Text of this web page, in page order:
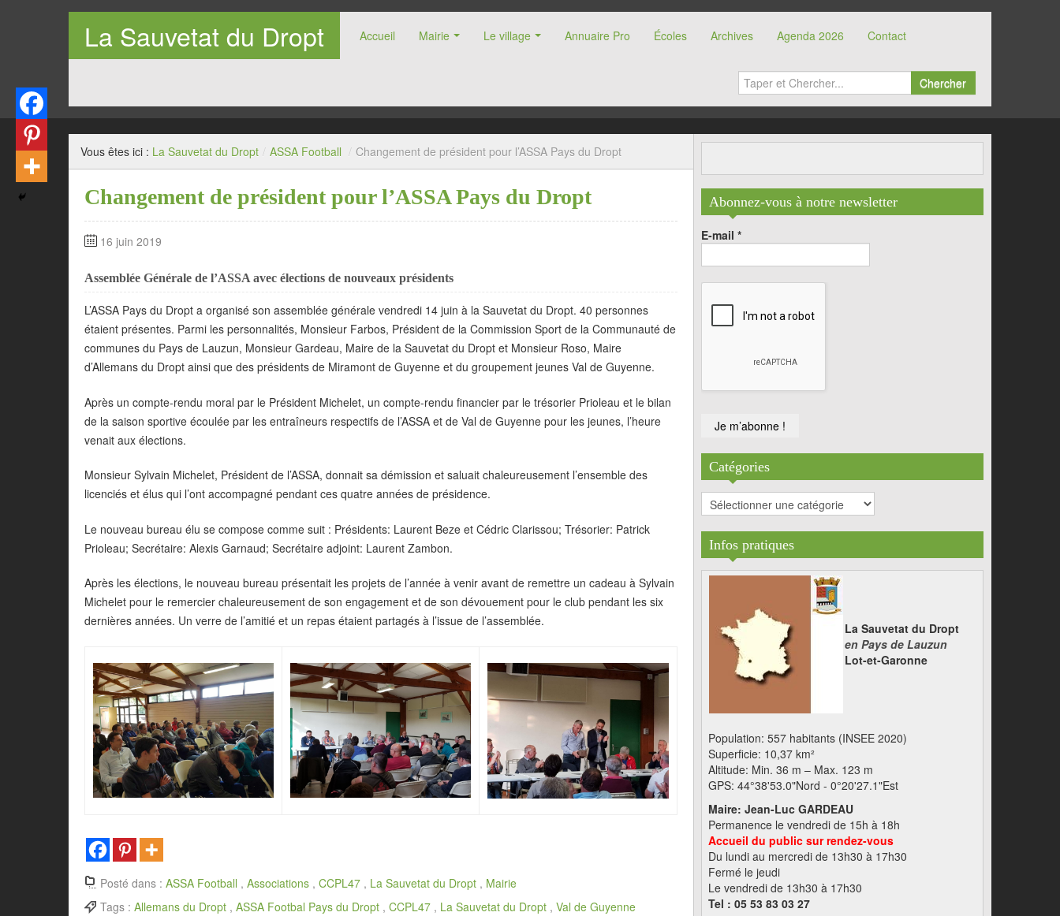
La Sauvetat du Dropt Accueil Mairie Le village Annuaire Pro Écoles Archives Agenda 2026 Contact
Chercher
Vous êtes ici : La Sauvetat du Dropt / ASSA Football / Changement de président pour l’ASSA Pays du Dropt
Changement de président pour l’ASSA Pays du Dropt
16 juin 2019
Assemblée Générale de l’ASSA avec élections de nouveaux présidents
L’ASSA Pays du Dropt a organisé son assemblée générale vendredi 14 juin à la Sauvetat du Dropt. 40 personnes
étaient présentes. Parmi les personnalités, Monsieur Farbos, Président de la Commission Sport de la Communauté de
communes du Pays de Lauzun, Monsieur Gardeau, Maire de la Sauvetat du Dropt et Monsieur Roso, Maire
d’Allemans du Dropt ainsi que des présidents de Miramont de Guyenne et du groupement jeunes Val de Guyenne.
Après un compte-rendu moral par le Président Michelet, un compte-rendu financier par le trésorier Prioleau et le bilan
de la saison sportive écoulée par les entraîneurs respectifs de l’ASSA et de Val de Guyenne pour les jeunes, l’heure
venait aux élections.
Monsieur Sylvain Michelet, Président de l’ASSA, donnait sa démission et saluait chaleureusement l’ensemble des
licenciés et élus qui l’ont accompagné pendant ces quatre années de présidence.
Le nouveau bureau élu se compose comme suit : Présidents: Laurent Beze et Cédric Clarissou; Trésorier: Patrick
Prioleau; Secrétaire: Alexis Garnaud; Secrétaire adjoint: Laurent Zambon.
Après les élections, le nouveau bureau présentait les projets de l’année à venir avant de remettre un cadeau à Sylvain
Michelet pour le remercier chaleureusement de son engagement et de son dévouement pour le club pendant les six
dernières années. Un verre de l’amitié et un repas étaient partagés à l’issue de l’assemblée.
Posté dans : ASSA Football , Associations , CCPL47 , La Sauvetat du Dropt , Mairie
Tags : Allemans du Dropt , ASSA Footbal Pays du Dropt , CCPL47 , La Sauvetat du Dropt , Val de Guyenne
Abonnez-vous à notre newsletter
E-mail *
Catégories
Catégories
Infos pratiques
La Sauvetat du Dropt
en Pays de Lauzun
Lot-et-Garonne
Population: 557 habitants (INSEE 2020)
Superficie: 10,37 km²
Altitude: Min. 36 m – Max. 123 m
GPS: 44°38'53.0"Nord - 0°20'27.1"Est
Maire: Jean-Luc GARDEAU
Permanence le vendredi de 15h à 18h
Accueil du public sur rendez-vous
Du lundi au mercredi de 13h30 à 17h30
Fermé le jeudi
Le vendredi de 13h30 à 17h30
Tel : 05 53 83 03 27